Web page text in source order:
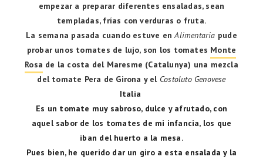
empezar a preparar diferentes ensaladas, sean
templadas, frías con verduras o fruta.
La semana pasada cuando estuve enAlimentaria pude
probar unos tomates de lujo, son los tomates Monte
Rosa de la costa del Maresme (Catalunya) una mezcla
del tomate Pera de Girona y el Costoluto Genovese
Italia
Es un tomate muy sabroso, dulce y afrutado, con
aquel sabor de los tomates de mi infancia, los que
iban del huerto a la mesa.
Pues bien, he querido dar un giro a esta ensalada y la